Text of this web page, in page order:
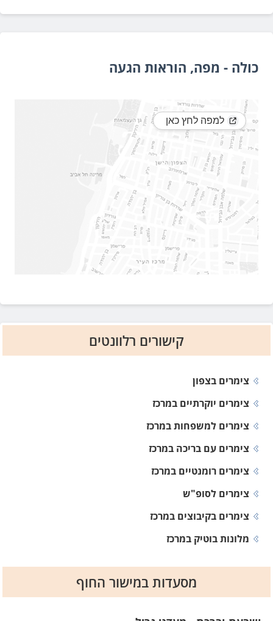
קישורים רלוונטים
צימרים בצפון
צימרים יוקרתיים במרכז
צימרים למשפחות במרכז
צימרים עם בריכה במרכז
צימרים רומנטיים במרכז
צימרים לסופ"ש
צימרים בקיבוצים במרכז
מלונות בוטיק במרכז
מסעדות במישור החוף
כולה - מפה, הוראות הגעה